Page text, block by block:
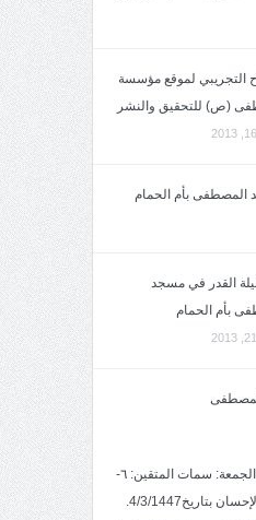
التجريبي لموقع مؤسسة
(ص) للتحقيق والنشر
المصطفى بأم الحمام
ليلة القدر في مسجد
بأم الحمام
خطبة الجمعة: سمات المتقين: ٦-
عمل الإحسان بتاريخ4/3/1447.